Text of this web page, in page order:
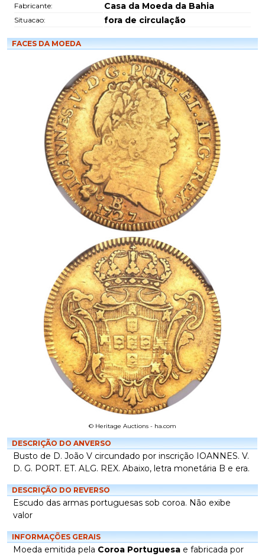
Fabricante: Casa da Moeda da Bahia
Situacao: fora de circulação
FACES DA MOEDA
© Heritage Auctions - ha.com
DESCRIÇÃO DO ANVERSO
Busto de D. João V circundado por inscrição IOANNES. V.
D. G. PORT. ET. ALG. REX. Abaixo, letra monetária B e era.
DESCRIÇÃO DO REVERSO
Escudo das armas portuguesas sob coroa. Não exibe
valor
INFORMAÇÕES GERAIS
Moeda emitida pela Coroa Portuguesa e fabricada por